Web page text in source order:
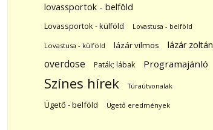
lovassportok - belföld
Lovassportok - külföld Lovastusa - belföld
Lovastusa - külföld lázár vilmos lázár zoltán
overdose Paták; lábak Programajánló
Színes hírek Túraútvonalak
Ügető - belföld Ügető eredmények